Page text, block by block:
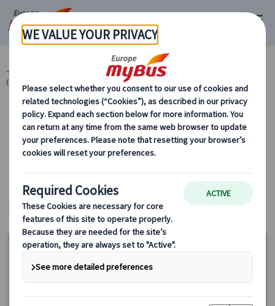
マイバス・ヨーロッパ フランス (67) パリ (67)
(29)
カテゴリーから探す
プライベート観光 プライベート 郊外観光 パ
パリ ヨーロッパ・プライベートツアー